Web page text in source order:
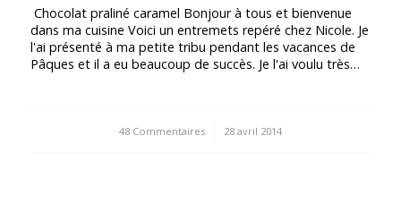
Chocolat praliné caramel Bonjour à tous et bienvenue
dans ma cuisine Voici un entremets repéré chez Nicole. Je
l'ai présenté à ma petite tribu pendant les vacances de
Pâques et il a eu beaucoup de succès. Je l'ai voulu très…
48 Commentaires
/ 28 avril 2014